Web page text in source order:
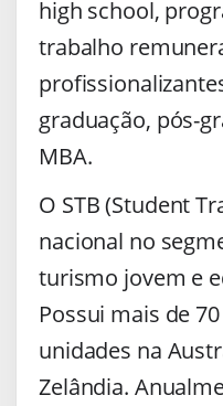
high school,
trabalho
graduação, pós-
MBA.
O STB (Student
nacional no
turismo jovem e
Possui mais de
unidades na
Zelândia.